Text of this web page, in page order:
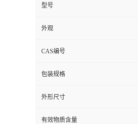
型号
外观
CAS编号
包装规格
外形尺寸
有效物质含量